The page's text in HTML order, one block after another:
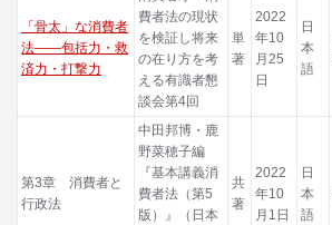
「骨太」な消費者
法――包括力・救
済力・打撃力
費者法の現状
を検証し将来
の在り方を考
える有識者懇
談会第4回
単
著
2022
年10
月25
日
日
本
語
第3章 消費者と
行政法
中田邦博・鹿
野菜穂子編
『基本講義消
費者法（第5
版）』（日本
共
著
2022
年10
月1日
日
本
語